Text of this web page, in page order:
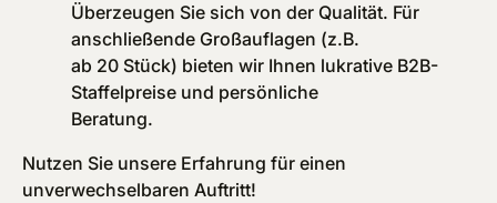
Überzeugen Sie sich von der Qualität. Für
anschließende Großauflagen (z.B.
ab 20 Stück) bieten wir Ihnen lukrative B2B-
Staffelpreise und persönliche
Beratung.
Nutzen Sie unsere Erfahrung für einen
unverwechselbaren Auftritt!